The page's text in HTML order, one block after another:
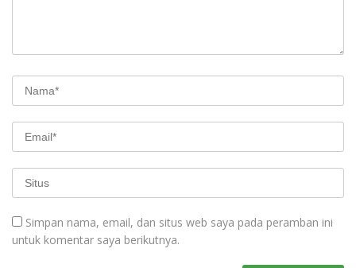
Simpan nama, email, dan situs web saya pada peramban ini
untuk komentar saya berikutnya.